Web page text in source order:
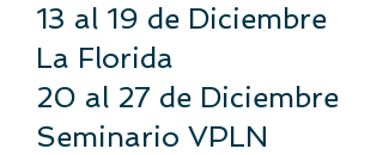
13 al 19 de Diciembre
La Florida
20 al 27 de Diciembre
Seminario VPLN